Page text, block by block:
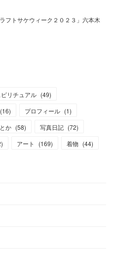
フトサケウィーク２０２３」六本木
ピリチュアル (49)
(16) プロフィール (1)
か (58) 写真日記 (72)
) アート (169) 着物 (44)